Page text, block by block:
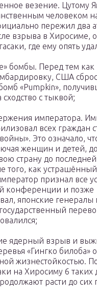
везение. Цутому
человеком
пережил два
взрыва в Хиросиме,
где ему опять
бомбы. Перед тем как
США
«Pumpkin»,
сходство с тыквой;
императора.
всех граждан
Это означало,
женщин и детей,
страну до
того, как
признал все
конференции и позже
японские генералы
ядерный взрыв и
«Гингко билоба»
жизнестойкостью.
на Хиросиму 6 таких
расти до сих